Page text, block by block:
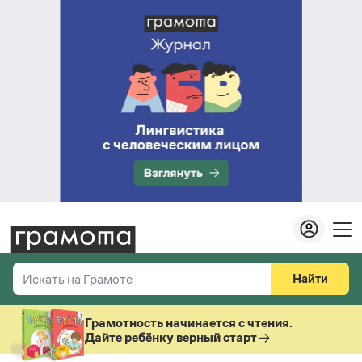
Искать на Грамоте
Справочная служба
Найти
Везде